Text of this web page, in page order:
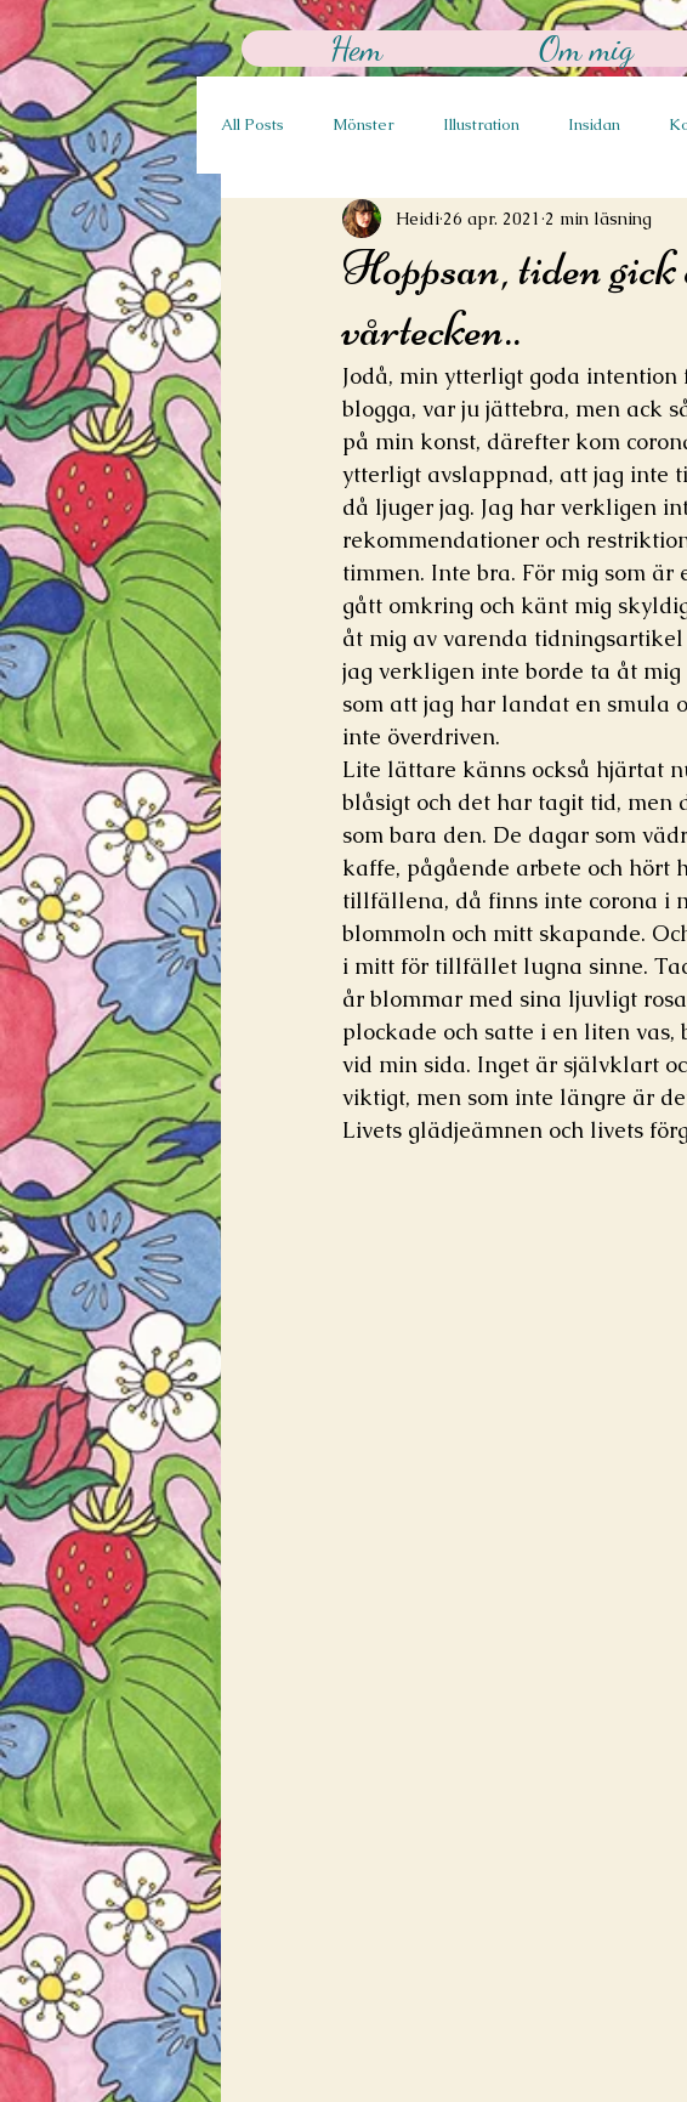
Hem Om mig
All Posts Mönster Illustration Insidan
Hoppsan, tiden gick
vårtecken..
Heidi 26 apr. 2021 2 min läsning
Jodå, min ytterligt goda
blogga, var ju jättebra, men ack
på min konst, därefter kom
ytterligt avslappnad, att jag inte
då ljuger jag. Jag har verkligen
rekommendationer och
timmen. Inte bra. För mig som
gått omkring och känt mig
åt mig av varenda
jag verkligen inte borde ta åt
som att jag har landat en smula
inte överdriven.
Lite lättare känns också hjärtat
blåsigt och det har tagit tid, men
som bara den. De dagar som
kaffe, pågående arbete och hört
tillfällena, då finns inte corona i
blommoln och mitt skapande.
i mitt för tillfället lugna sinne.
år blommar med sina ljuvligt
plockade och satte i en liten
vid min sida. Inget är självklart
viktigt, men som inte längre är
Livets glädjeämnen och livets